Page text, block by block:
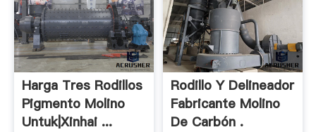
Harga Tres Rodillos
Pigmento Molino
Untuk|Xinhai ...
Rodillo Y Delineador
Fabricante Molino
De Carbón .